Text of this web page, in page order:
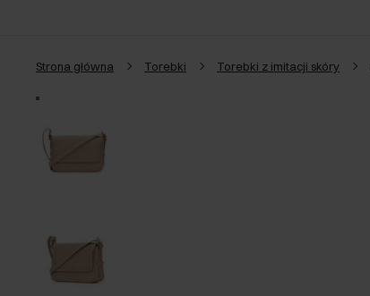
Strona główna Torebki Torebki z imitacji skóry